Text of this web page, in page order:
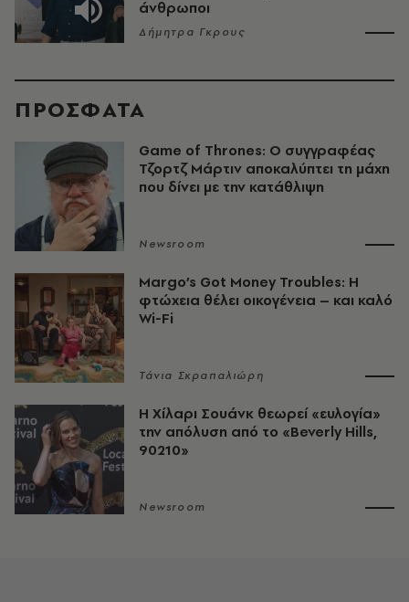
άνθρωποι
Δήμητρα Γκρους
ΠΡΟΣΦΑΤΑ
Game of Thrones: Ο συγγραφέας
Τζορτζ Μάρτιν αποκαλύπτει τη μάχη
που δίνει με την κατάθλιψη
Newsroom
Margo’s Got Money Troubles: H
φτώχεια θέλει οικογένεια – και καλό
Wi-Fi
Τάνια Σκραπαλιώρη
Η Χίλαρι Σουάνκ θεωρεί «ευλογία»
την απόλυση από το «Beverly Hills,
90210»
Newsroom